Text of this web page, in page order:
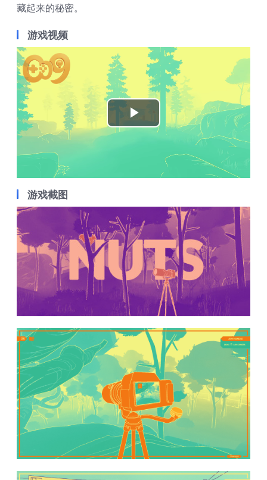
藏起来的秘密。
游戏视频
Play
Video
游戏截图